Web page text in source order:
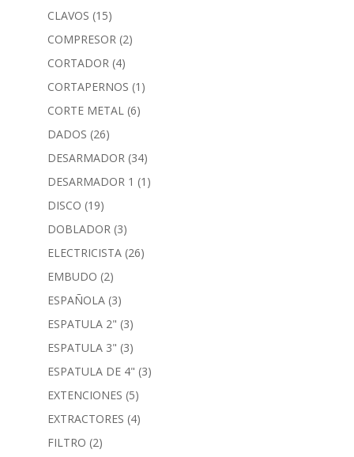
CLAVOS (15)
COMPRESOR (2)
CORTADOR (4)
CORTAPERNOS (1)
CORTE METAL (6)
DADOS (26)
DESARMADOR (34)
DESARMADOR 1 (1)
DISCO (19)
DOBLADOR (3)
ELECTRICISTA (26)
EMBUDO (2)
ESPAÑOLA (3)
ESPATULA 2" (3)
ESPATULA 3" (3)
ESPATULA DE 4" (3)
EXTENCIONES (5)
EXTRACTORES (4)
FILTRO (2)